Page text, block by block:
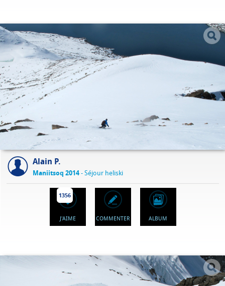
Alain P.
Maniitsoq 2014- Séjour heliski
1356
J'AIME COMMENTER ALBUM